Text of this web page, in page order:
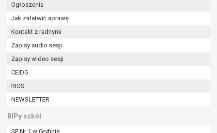
Ogłoszenia
Jak załatwić sprawę
Kontakt z radnymi
Zapisy audio sesji
Zapisy wideo sesji
CEIDG
RIOS
NEWSLETTER
BIPy szkół
SP Nr 1 w Gryfinie